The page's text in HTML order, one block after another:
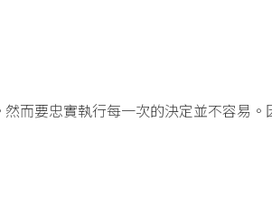
而要忠實執行每一次的決定並不容易。